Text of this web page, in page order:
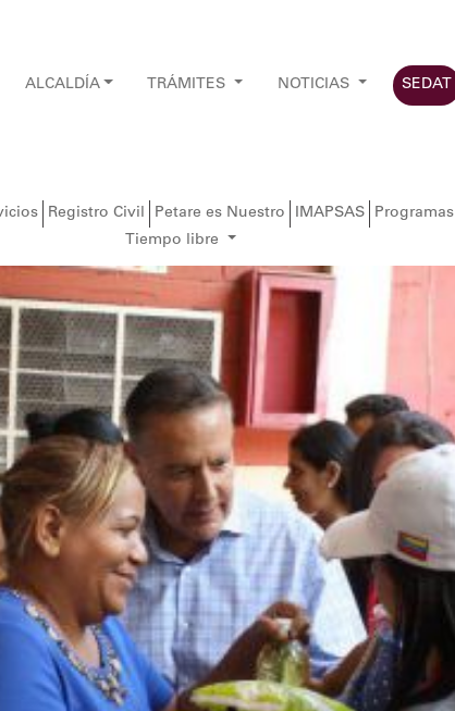
ALCALDÍA TRÁMITES NOTICIAS SEDAT
Registro Civil Petare es Nuestro IMAPSAS Programas
Tiempo libre